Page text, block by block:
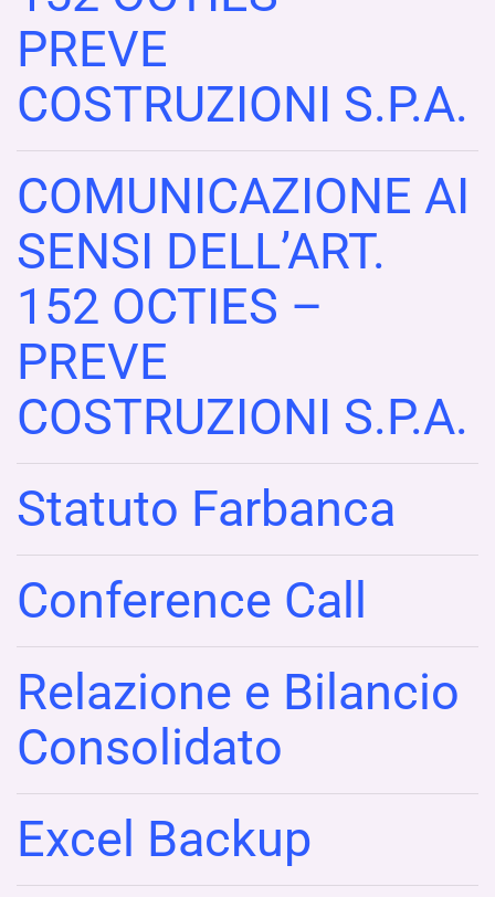
PREVE
COSTRUZIONI S.P.A.
COMUNICAZIONE AI
SENSI DELL’ART.
152 OCTIES –
PREVE
COSTRUZIONI S.P.A.
Statuto Farbanca
Conference Call
Relazione e Bilancio
Consolidato
Excel Backup